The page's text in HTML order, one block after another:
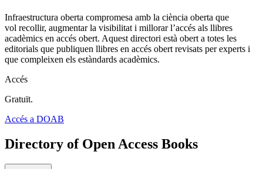
Infraestructura oberta compromesa amb la ciència oberta que
vol recollir, augmentar la visibilitat i millorar l’accés als llibres
acadèmics en accés obert. Aquest directori està obert a totes les
editorials que publiquen llibres en accés obert revisats per experts i
que compleixen els estàndards acadèmics.
Accés
Gratuït.
Accés a DOAB
Directory of Open Access Books